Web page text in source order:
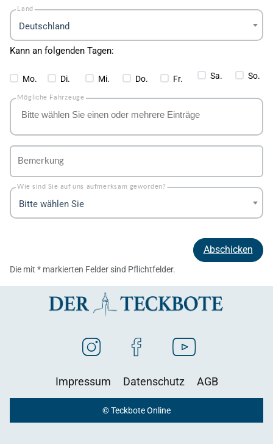
Deutschland
Land
Kann an folgenden Tagen:
Mo. Di. Mi. Do. Fr. Sa. So.
Mögliche Fahrzeuge
Bemerkung
Bitte wählen Sie
Wie sind Sie auf uns aufmerksam geworden?
Abschicken
Die mit * markierten Felder sind Pflichtfelder.
Impressum Datenschutz AGB
© Teckbote Online